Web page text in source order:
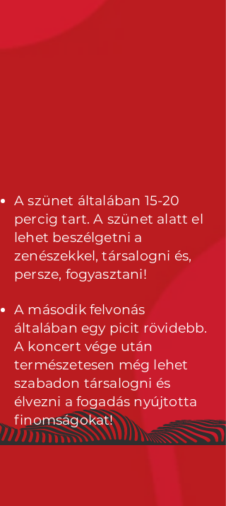
A szünet általában 15-20
percig tart. A szünet alatt el
lehet beszélgetni a
zenészekkel, társalogni és,
persze, fogyasztani!
A második felvonás
általában egy picit rövidebb.
A koncert vége után
természetesen még lehet
szabadon társalogni és
élvezni a fogadás nyújtotta
finomságokat!